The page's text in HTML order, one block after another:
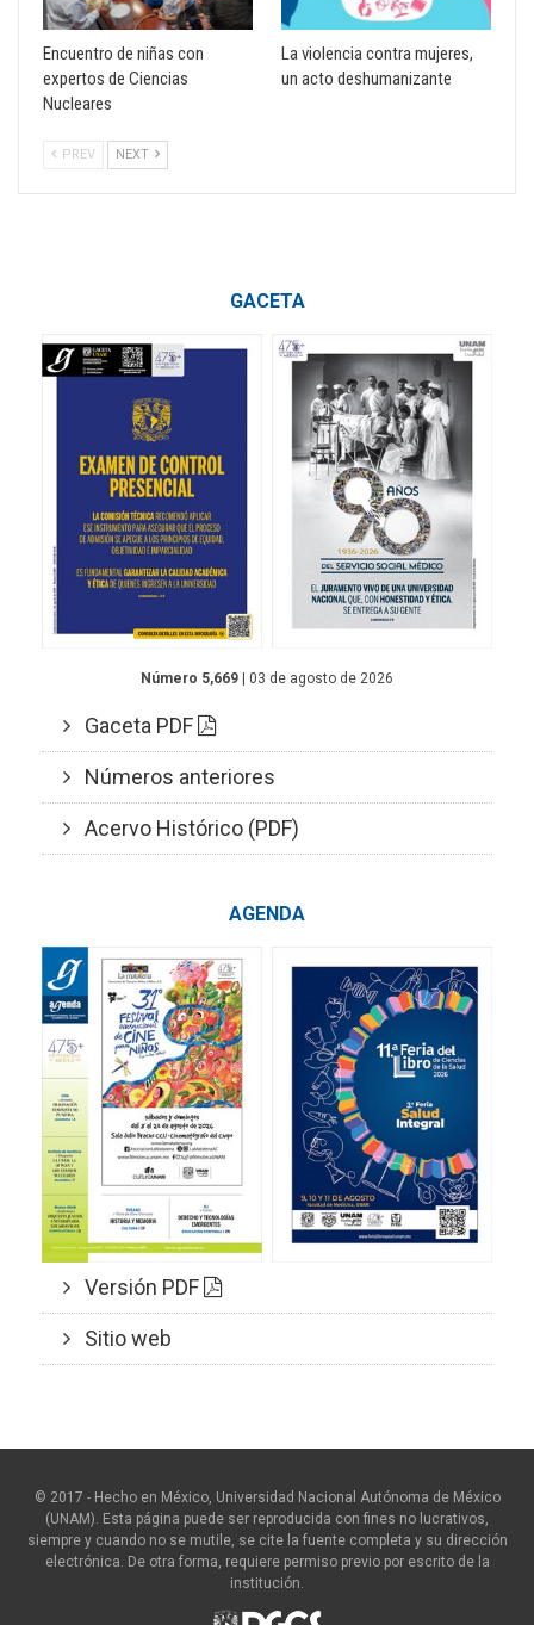
Encuentro de niñas con
expertos de Ciencias
Nucleares
La violencia contra mujeres,
un acto deshumanizante
PREV NEXT
GACETA
Número 5,669 | 03 de agosto de 2026
Gaceta PDF
Números anteriores
Acervo Histórico (PDF)
AGENDA
Versión PDF
Sitio web
© 2017 - Hecho en México, Universidad Nacional Autónoma de México
(UNAM). Esta página puede ser reproducida con fines no lucrativos,
siempre y cuando no se mutile, se cite la fuente completa y su dirección
electrónica. De otra forma, requiere permiso previo por escrito de la
institución.